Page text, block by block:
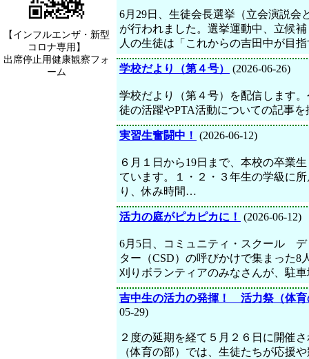
【インフルエンザ・新型
コロナ専用】
出席停止用健康観察フォ
ーム
6月29日、生徒会長選挙（立会演説会
が行われました。選挙運動中、立候
人の生徒は「これからの吉田中が目
学校だより（第４号） (2026-06-26)
学校だより（第４号）を配信します
徒の活躍やPTA活動についての記事
実習生奮闘中！ (2026-06-12)
６月１日から19日まで、本校の卒業
ています。１・２・３年生の学級に
り、休み時間…
活力の庭がピカピカに！ (2026-06-12)
6月5日、コミュニティ・スクール デ
ター（CSD）の呼びかけで集まった8
刈りボランティアのみなさんが、駐
吉中生の活力の発揮！ 活力祭（体育
05-29)
２度の延期を経て５月２６日に開催
（体育の部）では、生徒たちが応援